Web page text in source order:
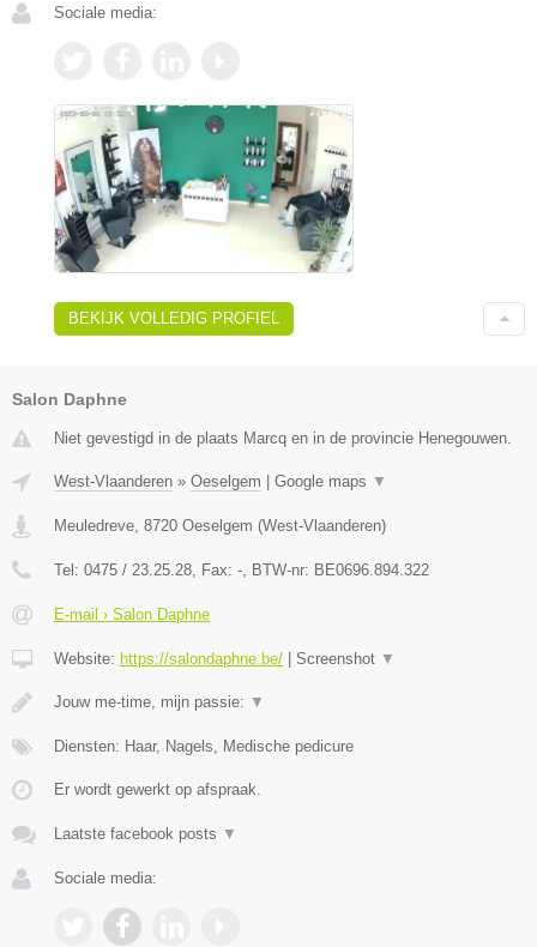
Sociale media:
BEKIJK VOLLEDIG PROFIEL
Salon Daphne
Niet gevestigd in de plaats Marcq en in de provincie Henegouwen.
West-Vlaanderen » Oeselgem Google maps ▼
Meuledreve, 8720 Oeselgem (West-Vlaanderen)
Tel: 0475 / 23.25.28, Fax: -, BTW-nr: BE0696.894.322
E-mail › Salon Daphne
Website: https://salondaphne.be/ Screenshot ▼
Jouw me-time, mijn passie: ▼
Diensten: Haar, Nagels, Medische pedicure
Er wordt gewerkt op afspraak.
Laatste facebook posts ▼
Sociale media: